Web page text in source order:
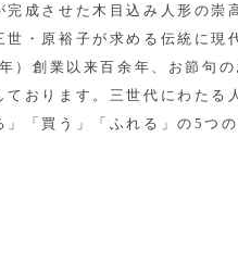
完成させた木目込み人形の崇
世・原裕子が求める伝統に現
）創業以来百余年、お節句
ております。三世代にわたる
」「買う」「ふれる」の5つ